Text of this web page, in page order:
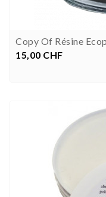
Copy Of Résine
Preis
15,00 CHF